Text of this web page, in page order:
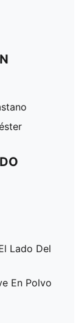
Lado Del
En Polvo